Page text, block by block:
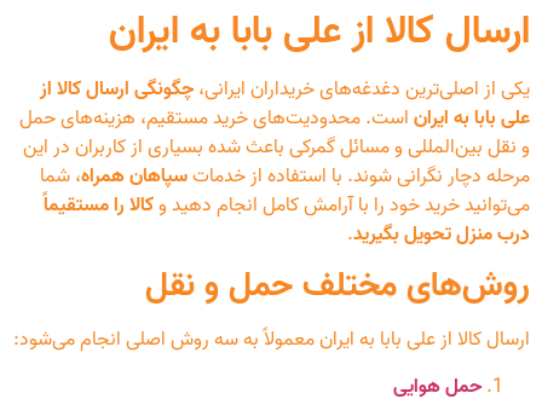
ارسال کالا از علی بابا به ایران
یکی از اصلی‌ترین دغدغه‌های خریداران ایرانی،چگونگی ارسال کالا از
علی بابا به ایراناست. محدودیت‌های خرید مستقیم، هزینه‌های حمل
و نقل بین‌المللی و مسائل گمرکی باعث شده بسیاری از کاربران در این
مرحله دچار نگرانی شوند. با استفاده از خدماتسپاهان همراه، شما
می‌توانید خرید خود را با آرامش کامل انجام دهید وکالا را مستقیماً
درب منزل تحویل بگیرید.
روش‌های مختلف حمل و نقل
ارسال کالا از علی بابا به ایران معمولاً به سه روش اصلی انجام می‌شود:
حمل هوایی